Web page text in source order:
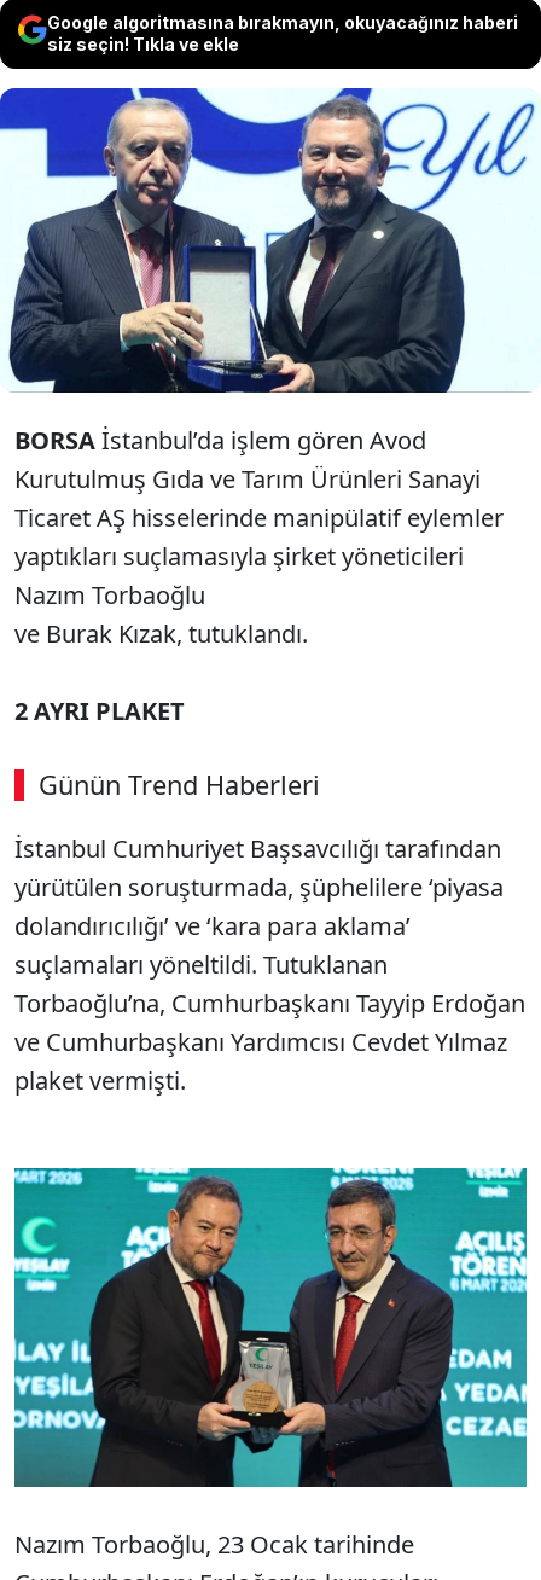
Google algoritmasına bırakmayın, okuyacağınız haberi
siz seçin! Tıkla ve ekle
Tutuklanan Avod Gıda Yönetim Kurulu
Başkanı Nazım Torbaoğlu, ocak ayında
Cumhurbaşkanı Erdoğan’dan, mart ayında
Cumhurbaşkanı Yardımcısı Yılmaz’dan
plaket almıştı..
BORSAİstanbul’da işlem gören Avod
Kurutulmuş Gıda ve Tarım Ürünleri Sanayi
Ticaret AŞ hisselerinde manipülatif eylemler
yaptıkları suçlamasıyla şirket yöneticileri
Nazım Torbaoğlu
ve Burak Kızak, tutuklandı.
2 AYRI PLAKET
Günün Trend Haberleri
SÖZCÜ SON DAKİKA
İstanbul Cumhuriyet Başsavcılığı tarafından
yürütülen soruşturmada, şüphelilere ‘piyasa
dolandırıcılığı’ ve ‘kara para aklama’
suçlamaları yöneltildi. Tutuklanan
Torbaoğlu’na, Cumhurbaşkanı Tayyip Erdoğan
ve Cumhurbaşkanı Yardımcısı Cevdet Yılmaz
plaket vermişti.
Nazım Torbaoğlu, 23 Ocak tarihinde